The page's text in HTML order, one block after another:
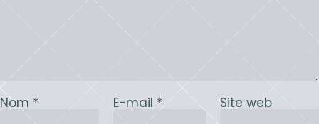
Nom * E-mail * Site web